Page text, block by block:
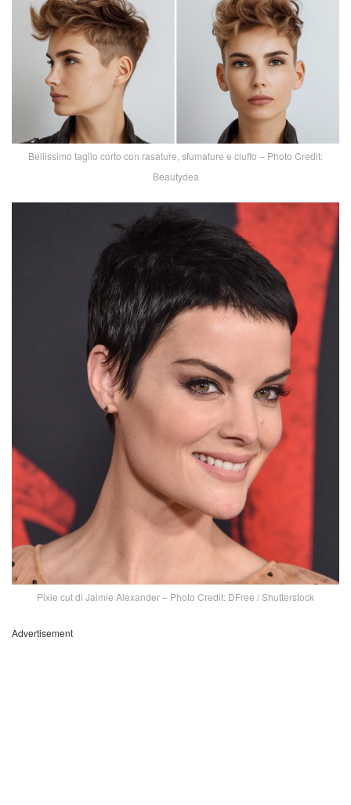
Bellissimo taglio corto con rasature, sfumature e ciuffo – Photo Credit:
Beautydea
Pixie cut di Jaimie Alexander – Photo Credit: DFree / Shutterstock
Advertisement